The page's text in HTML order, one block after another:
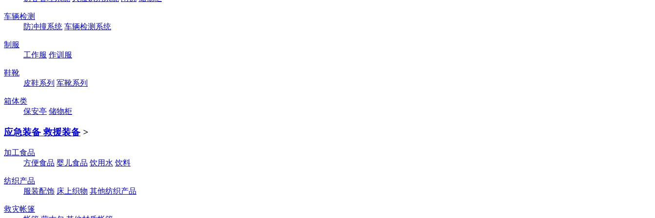
车辆检测
防冲撞系统 车辆检测系统
制服
工作服 作训服
鞋靴
皮鞋系列 军靴系列
箱体类
保安亭 储物柜
应急装备 救援装备 >
加工食品
方便食品 婴儿食品 饮用水 饮料
纺织产品
服装配饰 床上织物 其他纺织产品
救灾帐篷